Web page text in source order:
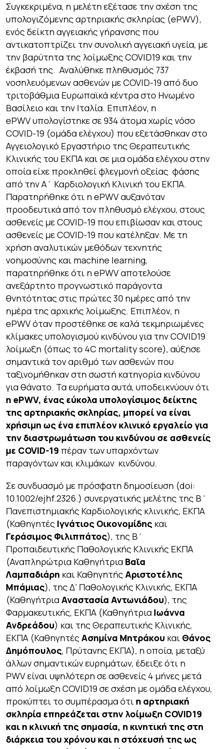
Συγκεκριμένα, η μελέτη εξέτασε την σχέση της
υπολογιζόμενης αρτηριακής σκληρίας (ePWV),
ενός δείκτη αγγειακής γήρανσης που
αντικατοπτρίζει την συνολική αγγειακή υγεία, με
την βαρύτητα της λοίμωξης COVID19 και την
έκβασή της. Αναλύθηκε πληθυσμός 737
νοσηλευόμενων ασθενών με COVID-19 από δυο
τριτοβάθμια Ευρωπαϊκά κέντρα στο Ηνωμένο
Βασίλειο και την Ιταλία. Επιπλέον, η
ePWV υπολογίστηκε σε 934 άτομα χωρίς νόσο
COVID-19 (ομάδα ελέγχου) που εξετάσθηκαν στο
Αγγειολογικό Εργαστήριο της Θεραπευτικής
Κλινικής του ΕΚΠΑ και σε μια ομάδα ελέγχου στην
οποία είχε προκληθεί φλεγμονή οξείας φάσης
από την Α΄ Καρδιολογική Κλινική του ΕΚΠΑ.
Παρατηρήθηκε ότι η ePWV αυξανόταν
προοδευτικά από τον πληθυσμό ελέγχου, στους
ασθενείς με COVID-19 που επιβίωσαν και στους
ασθενείς με COVID-19 που κατέληξαν. Με τη
χρήση αναλυτικών μεθόδων τεχνητής
νοημοσύνης και machine learning,
παρατηρήθηκε ότι η ePWV αποτελούσε
ανεξάρτητο προγνωστικό παράγοντα
θνητότητας στις πρώτες 30 ημέρες από την
ημέρα της αρχικής λοίμωξης. Επιπλέον, η
ePWV όταν προστέθηκε σε καλά τεκμηριωμένες
κλίμακες υπολογισμού κινδύνου για την COVID19
λοίμωξη (όπως το 4C mortality score), αύξησε
σημαντικά τον αριθμό των ασθενών που
ταξινομήθηκαν στη σωστή κατηγορία κινδύνου
για θάνατο. Τα ευρήματα αυτά, υποδεικνύουν ότι
η ePWV, ένας εύκολα υπολογίσιμος δείκτης
της αρτηριακής σκληρίας, μπορεί να είναι
χρήσιμη ως ένα επιπλέον κλινικό εργαλείο για
την διαστρωμάτωση του κινδύνου σε ασθενείς
με COVID-19 πέραν των υπαρχόντων
παραγόντων και κλιμάκων κινδύνου.
Σε συνδυασμό με πρόσφατη δημοσίευση (doi:
10.1002/ejhf.2326.) συνεργατικής μελέτης της Β΄
Πανεπιστημιακής Καρδιολογικής κλινικής, ΕΚΠΑ
(Καθηγητές Ιγνάτιος Οικονομίδης και
Γεράσιμος Φιλιππάτος), της Β΄
Προπαιδευτικής Παθολογικής Κλινικής ΕΚΠΑ
(Αναπληρώτρια Καθηγήτρια Βαϊα
Λαμπαδιάρη και ΚαθηγητήςΑριστοτέλης
Μπάμιας), της Δ’ Παθολογικής Κλινικής, ΕΚΠΑ
(ΚαθηγήτριαΑναστασία Αντωνιάδου), της
Φαρμακευτικής, ΕΚΠΑ (Καθηγήτρια Ιωάννα
Ανδρεάδου) και της Θεραπευτικής Κλινικής,
ΕΚΠΑ (ΚαθηγητέςΑσημίνα Μητράκου και Θάνος
Δημόπουλος, Πρύτανης ΕΚΠΑ), η οποία, μεταξύ
άλλων σημαντικών ευρημάτων, έδειξε ότι η
PWV είναι υψηλότερη σε ασθενείς 4 μήνες μετά
από λοίμωξη COVID19 σε σχέση με ομάδα ελέγχου,
προκύπτει το συμπέρασμα ότι η αρτηριακή
σκληρία επηρεάζεται στην λοίμωξη COVID19
και η κλινική της σημασία, η κινητική της στη
διάρκεια του χρόνου και η στόχευσή της ως